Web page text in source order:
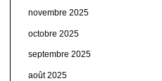
novembre 2025
octobre 2025
septembre 2025
août 2025